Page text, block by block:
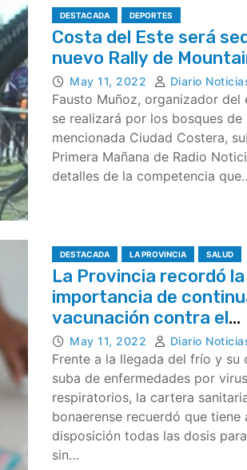
DESTACADA DEPORTES
Costa del Este será
nuevo Rally de
May 11, 2022 Diario
Fausto Muñoz, organizador del
se realizará por los bosques de
mencionada Ciudad Costera,
Primera Mañana de Radio
detalles de la competencia
DESTACADA LA PROVINCIA SALUD
La Provincia recordó la
importancia de
vacunación contra el
Coronavirus
May 11, 2022 Diario
Frente a la llegada del frío y su
suba de enfermedades por virus
respiratorios, la cartera
bonaerense recuerdó que tiene
disposición todas las dosis
sin…